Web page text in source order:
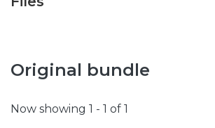
Original bundle
Now showing 1 - 1 of 1